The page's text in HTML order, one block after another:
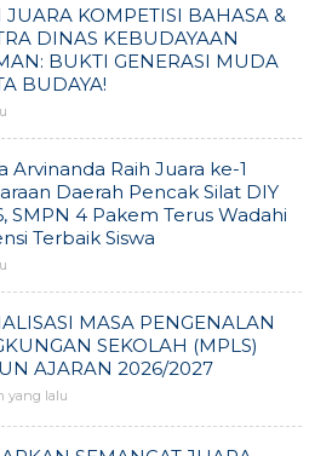
JUARA KOMPETISI BAHASA &
DINAS KEBUDAYAAN
BUKTI GENERASI MUDA
BUDAYA!
Arvinanda Raih Juara ke-1
Daerah Pencak Silat DIY
SMPN 4 Pakem Terus Wadahi
Terbaik Siswa
MASA PENGENALAN
SEKOLAH (MPLS)
AJARAN 2026/2027
yang lalu